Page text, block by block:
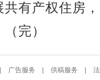
共有产权住房
完）
广告服务 | 供稿服务 |